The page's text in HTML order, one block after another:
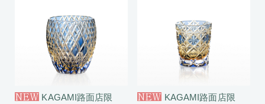
NEW KAGAMI路面店限
NEW KAGAMI路面店限